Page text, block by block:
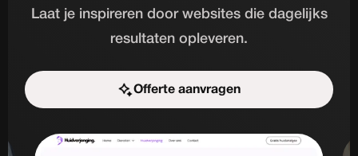
Laat je inspireren door websites die dagelijks
resultaten opleveren.
Offerte aanvragen
Start de uitdaging